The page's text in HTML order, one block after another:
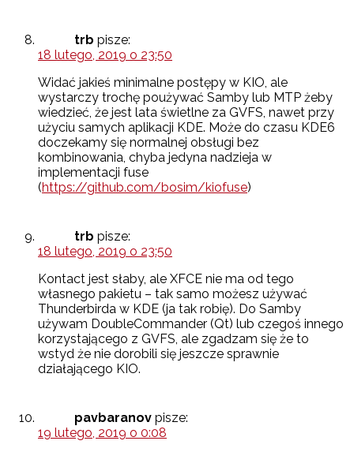
trb pisze:
18 lutego, 2019 o 23:50
Widać jakieś minimalne postępy w KIO, ale
wystarczy trochę poużywać Samby lub MTP żeby
wiedzieć, że jest lata świetlne za GVFS, nawet przy
użyciu samych aplikacji KDE. Może do czasu KDE6
doczekamy się normalnej obsługi bez
kombinowania, chyba jedyna nadzieja w
implementacji fuse
(https://github.com/bosim/kiofuse)
trb pisze:
18 lutego, 2019 o 23:50
Kontact jest słaby, ale XFCE nie ma od tego
własnego pakietu – tak samo możesz używać
Thunderbirda w KDE (ja tak robię). Do Samby
używam DoubleCommander (Qt) lub czegoś innego
korzystającego z GVFS, ale zgadzam się że to
wstyd że nie dorobili się jeszcze sprawnie
działającego KIO.
pavbaranov pisze:
19 lutego, 2019 o 0:08